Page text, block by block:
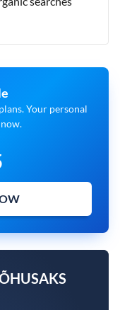
Your personal